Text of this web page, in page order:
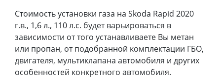
Стоимость установки газа на Skoda Rapid 2020
г.в., 1,6 л., 110 л.с. будет варьироваться в
зависимости от того устанавливаете Вы метан
или пропан, от подобранной комплектации ГБО,
двигателя, мультиклапана автомобиля и других
особенностей конкретного автомобиля.